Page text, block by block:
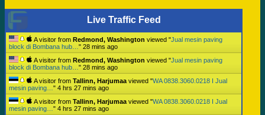
Live Traffic Feed
A visitor from Redmond, Washington viewed "Jual mesin paving
block di Bombana hub… " 28 mins ago
A visitor from Redmond, Washington viewed "Jual mesin paving
block di Bombana hub… " 28 mins ago
A visitor from Tallinn, Harjumaa viewed "WA 0838.3060.0218 I Jual
mesin paving… " 4 hrs 27 mins ago
A visitor from Tallinn, Harjumaa viewed "WA 0838.3060.0218 I Jual
mesin paving… " 4 hrs 27 mins ago